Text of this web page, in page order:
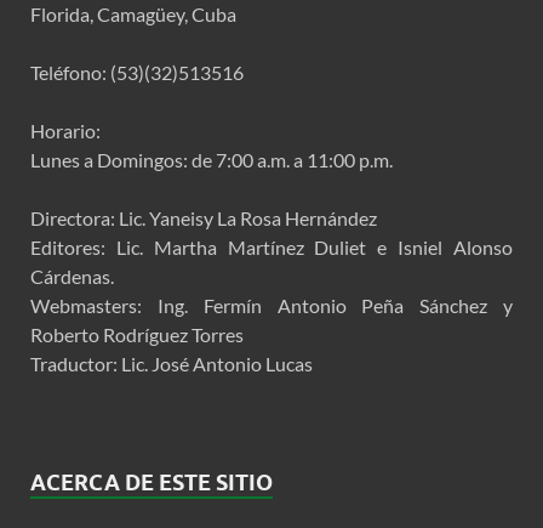
Florida, Camagüey, Cuba
Teléfono: (53)(32)513516
Horario:
Lunes a Domingos: de 7:00 a.m. a 11:00 p.m.
Directora: Lic. Yaneisy La Rosa Hernández
Editores: Lic. Martha Martínez Duliet e Isniel Alonso
Cárdenas.
Webmasters: Ing. Fermín Antonio Peña Sánchez y
Roberto Rodríguez Torres
Traductor: Lic. José Antonio Lucas
ACERCA DE ESTE SITIO